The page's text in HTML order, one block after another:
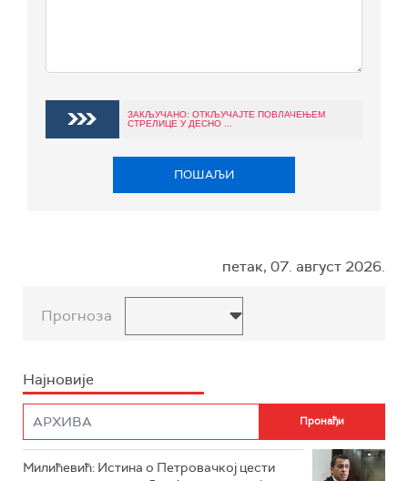
ЗАКЉУЧАНО: ОТКЉУЧАЈТЕ ПОВЛАЧЕЊЕМ
СТРЕЛИЦЕ У ДЕСНО ...
ПОШАЉИ
петак, 07. август 2026.
Прогноза
Најновије
Милићевић: Истина о Петровачкој цести